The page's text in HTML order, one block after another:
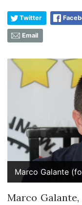
Twitter
Email
Marco Galante
Marco